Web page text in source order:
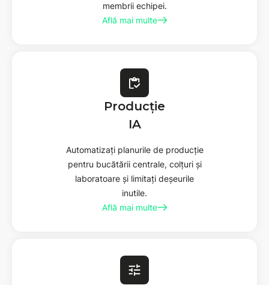
membrii echipei.
Află mai multe
Producție
IA
Automatizați planurile de producție
pentru bucătării centrale, colțuri și
laboratoare și limitați deșeurile
inutile.
Află mai multe